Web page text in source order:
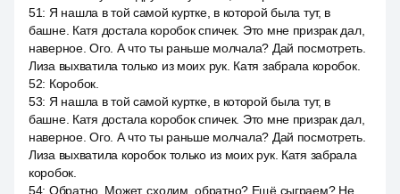
51: Я нашла в той самой куртке, в которой была тут, в
башне. Катя достала коробок спичек. Это мне призрак дал,
наверное. Ого. А что ты раньше молчала? Дай посмотреть.
Лиза выхватила только из моих рук. Катя забрала коробок.
52: Коробок.
53: Я нашла в той самой куртке, в которой была тут, в
башне. Катя достала коробок спичек. Это мне призрак дал,
наверное. Ого. А что ты раньше молчала? Дай посмотреть.
Лиза выхватила коробок только из моих рук. Катя забрала
коробок.
54: Обратно. Может, сходим, обратно? Ещё сыграем? Не